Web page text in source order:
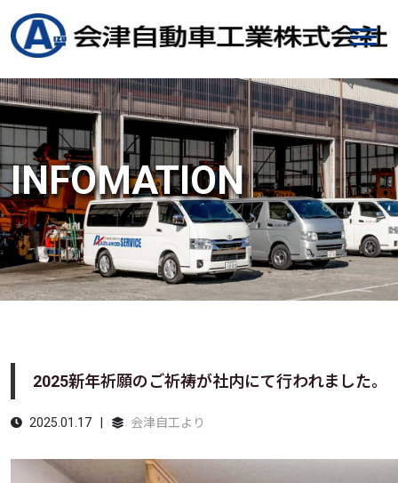
INFOMATION
2025新年祈願のご祈祷が社内にて行われました。
2025.01.17 会津自工より